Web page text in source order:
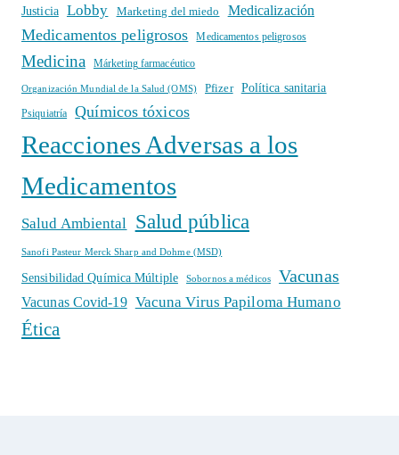
Justicia
Lobby Marketing del miedo Medicalización
Medicamentos peligrosos Medicamentos peligrosos
Medicina Márketing farmacéutico
Organización Mundial de la Salud (OMS) Pfizer Política sanitaria
Psiquiatría Químicos tóxicos
Reacciones Adversas a los
Medicamentos
Salud Ambiental Salud pública
Sanofi Pasteur Merck Sharp and Dohme (MSD)
Sensibilidad Química Múltiple Sobornos a médicos Vacunas
Vacunas Covid-19 Vacuna Virus Papiloma Humano
Ética